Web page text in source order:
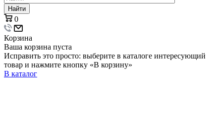
Найти
0
Корзина
Ваша корзина пуста
Исправить это просто: выберите в каталоге интересующий
товар и нажмите кнопку «В корзину»
В каталог